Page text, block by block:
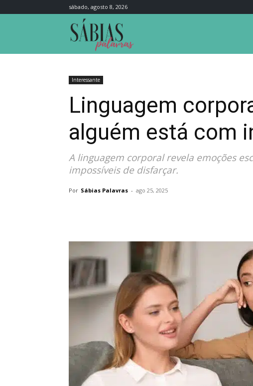
sábado, agosto 8, 2026
Interessante
Linguagem
alguém está com
A linguagem corporal revela emoções
impossíveis de disfarçar.
Por Sábias Palavras - ago 25, 2025